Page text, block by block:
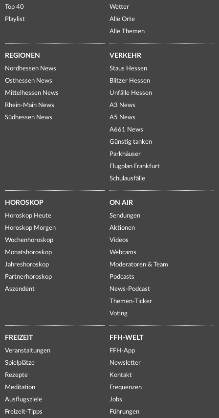
Top 40
Playlist
Wetter
Alle Orte
Alle Themen
REGIONEN
Nordhessen News
Osthessen News
Mittelhessen News
Rhein-Main News
Südhessen News
VERKEHR
Staus Hessen
Blitzer Hessen
Unfälle Hessen
A3 News
A5 News
A661 News
Günstig tanken
Parkhäuser
Flugplan Frankfurt
Schulausfälle
HOROSKOP
Horoskop Heute
Horoskop Morgen
Wochenhoroskop
Monatshoroskop
Jahreshoroskop
Partnerhoroskop
Aszendent
ON AIR
Sendungen
Aktionen
Videos
Webcams
Moderatoren & Team
Podcasts
News-Podcast
Themen-Ticker
Voting
FREIZEIT
Veranstaltungen
Spielplätze
Rezepte
Meditation
Ausflugsziele
Freizeit-Tipps
FFH-WELT
FFH-App
Newsletter
Kontakt
Frequenzen
Jobs
Führungen